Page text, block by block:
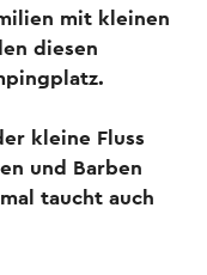
mit kleinen
diesen
kleine Fluss
und Barben
taucht auch